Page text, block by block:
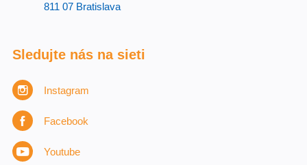
811 07 Bratislava
Sledujte nás na sieti
Instagram
Facebook
Youtube